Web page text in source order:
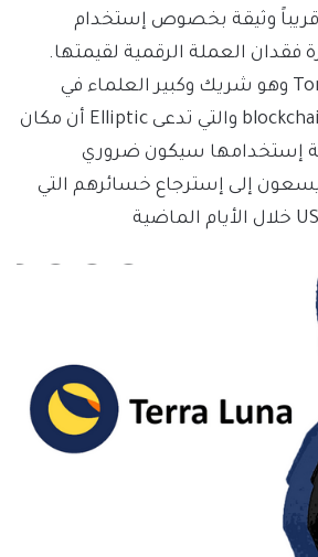
قريباً وثيقة بخصوص إستخدام
فقدان العملة الرقمية لقيمتها.
ووفقا لـ Tom Robinson وهو شريك وكبير العلماء في
شركة التحليلات لـ blockchain والتي تدعى Elliptic أن مكان
إستخدامها سيكون ضروري
إلى إسترجاع خسائرهم التي